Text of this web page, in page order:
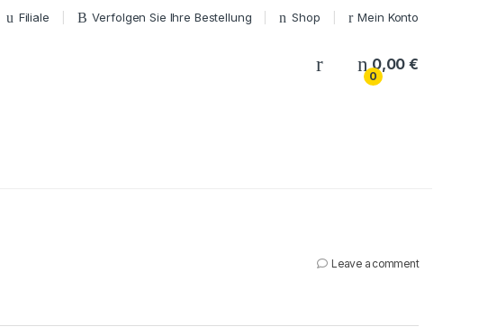
Filiale Verfolgen Sie Ihre Bestellung Shop Mein Konto
My Account
0
0,00€
Leave a comment